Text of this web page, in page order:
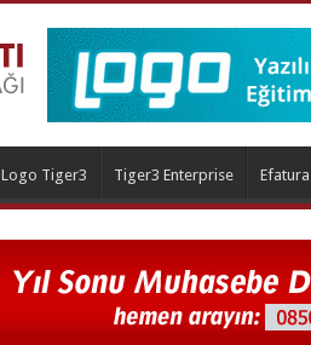
Logo Tiger3 Tiger3 Enterprise